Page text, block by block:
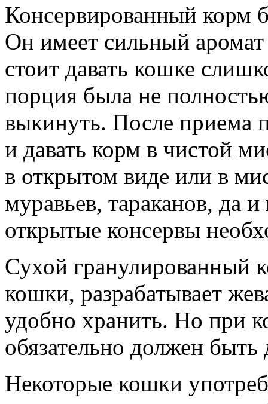
Консервированный корм
Он имеет сильный
стоит давать кошке
порция была не
выкинуть. После приема
и давать корм в чистой
в открытом виде или в
муравьев, тараканов, да
открытые консервы
Сухой гранулированный
кошки, разрабатывает
удобно хранить. Но при
обязательно должен
Некоторые кошки